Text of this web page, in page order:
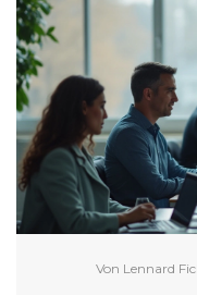
Von Lennard